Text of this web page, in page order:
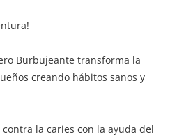
Burbujeante transforma la
creando hábitos sanos y
la caries con la ayuda del